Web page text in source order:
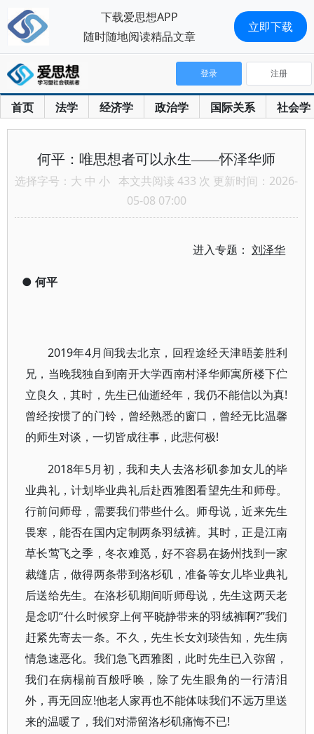
首页 法学 经济学 政治学 国际关系 社会学
登录 注册
何平：唯思想者可以永生——怀泽华师
选择字号： 大 中 小 本文共阅读 433 次 更新时间：2026-
05-08 07:00
进入专题：刘泽华
● 何平
2019年4月间我去北京，回程途经天津晤姜胜利
兄，当晚我独自到南开大学西南村泽华师寓所楼下伫
立良久，其时，先生已仙逝经年，我仍不能信以为真!
曾经按惯了的门铃，曾经熟悉的窗口，曾经无比温馨
的师生对谈，一切皆成往事，此悲何极!
2018年5月初，我和夫人去洛杉矶参加女儿的毕
业典礼，计划毕业典礼后赴西雅图看望先生和师母。
行前问师母，需要我们带些什么。师母说，近来先生
畏寒，能否在国内定制两条羽绒裤。其时，正是江南
草长莺飞之季，冬衣难觅，好不容易在扬州找到一家
裁缝店，做得两条带到洛杉矶，准备等女儿毕业典礼
后送给先生。在洛杉矶期间听师母说，先生这两天老
是念叨“什么时候穿上何平晓静带来的羽绒裤啊?”我们
赶紧先寄去一条。不久，先生长女刘琰告知，先生病
情急速恶化。我们急飞西雅图，此时先生已入弥留，
我们在病榻前百般呼唤，除了先生眼角的一行清泪
外，再无回应!他老人家再也不能体味我们不远万里送
来的温暖了，我们对滞留洛杉矶痛悔不已!
下载爱思想APP
随时随地阅读精品文章
立即下载